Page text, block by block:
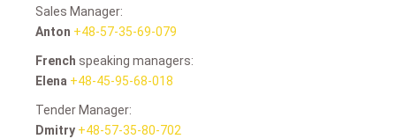
Sales Manager:
Anton +48-57-35-69-079
French speaking managers:
Elena +48-45-95-68-018
Tender Manager:
Dmitry +48-57-35-80-702